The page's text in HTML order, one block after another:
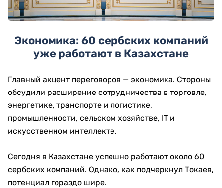
Экономика: 60 сербских компаний
уже работают в Казахстане
Главный акцент переговоров — экономика. Стороны
обсудили расширение сотрудничества в торговле,
энергетике, транспорте и логистике,
промышленности, сельском хозяйстве, IT и
искусственном интеллекте.
Сегодня в Казахстане успешно работают около 60
сербских компаний. Однако, как подчеркнул Токаев,
потенциал гораздо шире.